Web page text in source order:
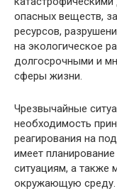
опасных веществ,
ресурсов,
на экологическое
долгосрочными и
сферы жизни.
Чрезвычайные
необходимость
реагирования на
имеет
ситуациям, а также
окружающую